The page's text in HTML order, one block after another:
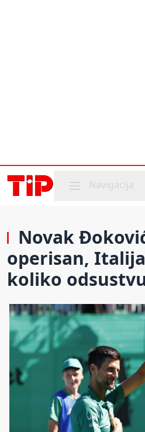
Mobile menu
Navigacija
Novak
operisan,
koliko